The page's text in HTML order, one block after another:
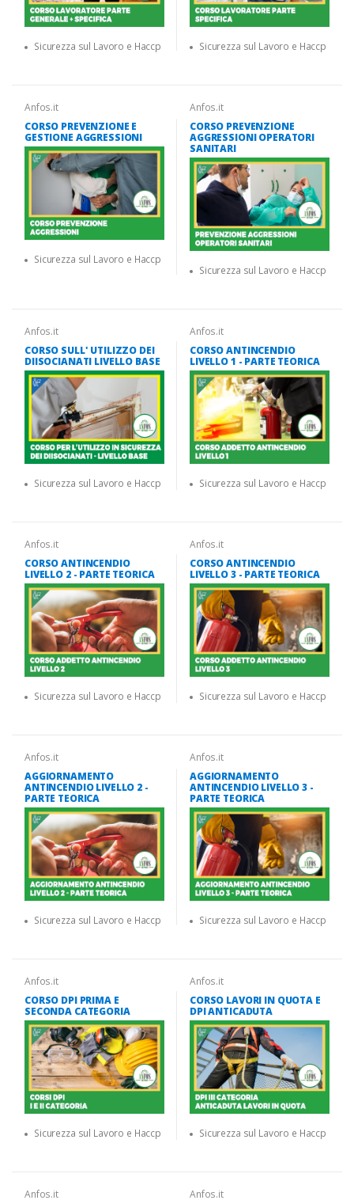
Sicurezza sul Lavoro e Haccp Sicurezza sul Lavoro e Haccp
Anfos.it
CORSO PREVENZIONE E
GESTIONE AGGRESSIONI
Sicurezza sul Lavoro e Haccp
Anfos.it
CORSO PREVENZIONE
AGGRESSIONI OPERATORI
SANITARI
Sicurezza sul Lavoro e Haccp
Anfos.it
CORSO SULL' UTILIZZO DEI
DIISOCIANATI LIVELLO BASE
Sicurezza sul Lavoro e Haccp
Anfos.it
CORSO ANTINCENDIO
LIVELLO 1 - PARTE TEORICA
Sicurezza sul Lavoro e Haccp
Anfos.it
CORSO ANTINCENDIO
LIVELLO 2 - PARTE TEORICA
Sicurezza sul Lavoro e Haccp
Anfos.it
CORSO ANTINCENDIO
LIVELLO 3 - PARTE TEORICA
Sicurezza sul Lavoro e Haccp
Anfos.it
AGGIORNAMENTO
ANTINCENDIO LIVELLO 2 -
PARTE TEORICA
Sicurezza sul Lavoro e Haccp
Anfos.it
AGGIORNAMENTO
ANTINCENDIO LIVELLO 3 -
PARTE TEORICA
Sicurezza sul Lavoro e Haccp
Anfos.it
CORSO DPI PRIMA E
SECONDA CATEGORIA
Sicurezza sul Lavoro e Haccp
Anfos.it
CORSO LAVORI IN QUOTA E
DPI ANTICADUTA
Sicurezza sul Lavoro e Haccp
Anfos.it
Anfos.it